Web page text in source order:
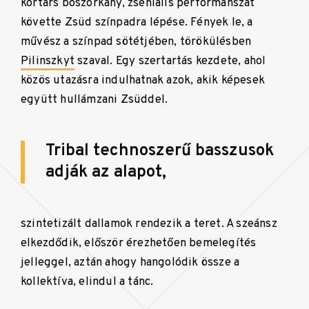
kortárs boszorkány, zseniális performanszát
követte Zsüd színpadra lépése. Fények le, a
művész a színpad sötétjében, törökülésben
Pilinszkyt szaval. Egy szertartás kezdete, ahol
közös utazásra indulhatnak azok, akik képesek
együtt hullámzani Zsüddel.
Tribal technoszerű basszusok
adják az alapot,
szintetizált dallamok rendezik a teret. A szeánsz
elkezdődik, először érezhetően bemelegítés
jelleggel, aztán ahogy hangolódik össze a
kollektíva, elindul a tánc.